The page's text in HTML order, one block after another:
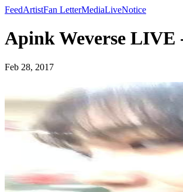
FeedArtistFan LetterMediaLiveNotice
Apink Weverse LIVE
Feb 28, 2017